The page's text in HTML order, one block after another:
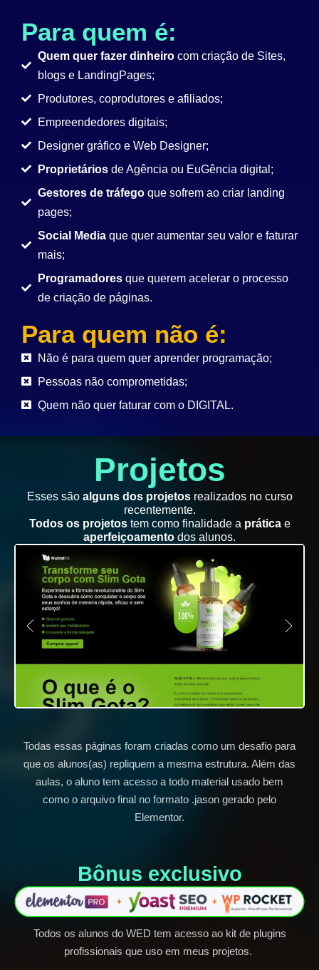
Para quem é:
Quem quer fazer dinheiro com criação de Sites,
blogs e LandingPages;
Produtores, coprodutores e afiliados;
Empreendedores digitais;
Designer gráfico e Web Designer;
Proprietários de Agência ou EuGência digital;
Gestores de tráfegoque sofrem ao criar landing
pages;
Social Media que quer aumentar seu valor e faturar
mais;
Programadores que querem acelerar o processo
de criação de páginas.
Para quem não é:
Não é para quem quer aprender programação;
Pessoas não comprometidas;
Quem não quer faturar com o DIGITAL.
Projetos
Esses sãoalguns dos projetosrealizados no curso
recentemente.
Todos os projetos tem como finalidade a prática e
aperfeiçoamento dos alunos.
Todas essas páginas foram criadas como um desafio para
que os alunos(as) repliquem a mesma estrutura. Além das
aulas, o aluno tem acesso a todo material usado bem
como o arquivo final no formato .jason gerado pelo
Elementor.
Bônus exclusivo​
Todos os alunos do WED tem acesso ao kit de plugins
profissionais que uso em meus projetos.